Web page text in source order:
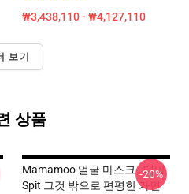
₩3,438,110 - ₩4,127,110
보기
상품
Mamamoo 얼굴 마스크 - 태양
Spit 그것 밖으로 편평한 가면
-20%